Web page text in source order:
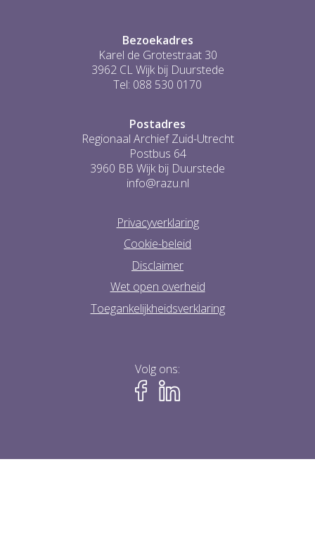
Bezoekadres
Karel de Grotestraat 30
3962 CL Wijk bij Duurstede
Tel: 088 530 0170
Postadres
Regionaal Archief Zuid-Utrecht
Postbus 64
3960 BB Wijk bij Duurstede
info@razu.nl
Privacyverklaring
Cookie-beleid
Disclaimer
Wet open overheid
Toegankelijkheidsverklaring
Volg ons: